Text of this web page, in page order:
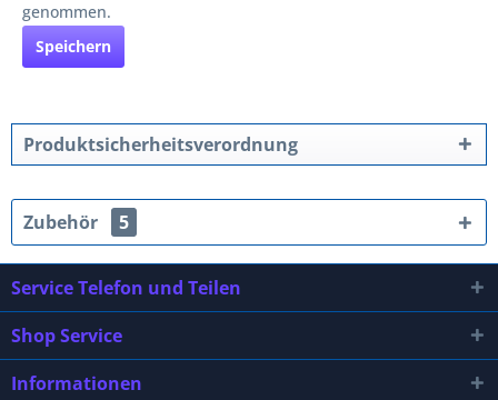
genommen.
Speichern
Produktsicherheitsverordnung
Zubehör 5
Service Telefon und Teilen
Shop Service
Informationen